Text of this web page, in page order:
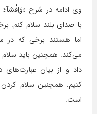
وی ادامه در شرح «وَاِفْشآءَ
با صدای بلند سلام کنم.
اما هستند برخی که در
می‌کند. همچنین باید سلام
داد و از بیان
کنیم. همچنین سلام
است.